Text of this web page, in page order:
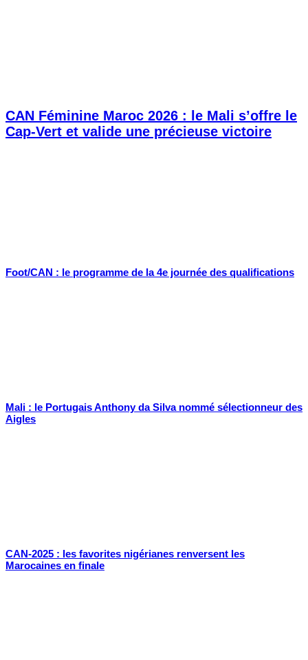
CAN Féminine Maroc 2026 : le Mali s’offre le
Cap-Vert et valide une précieuse victoire
Foot/CAN : le programme de la 4e journée des qualifications
Mali : le Portugais Anthony da Silva nommé sélectionneur des
Aigles
CAN-2025 : les favorites nigérianes renversent les
Marocaines en finale